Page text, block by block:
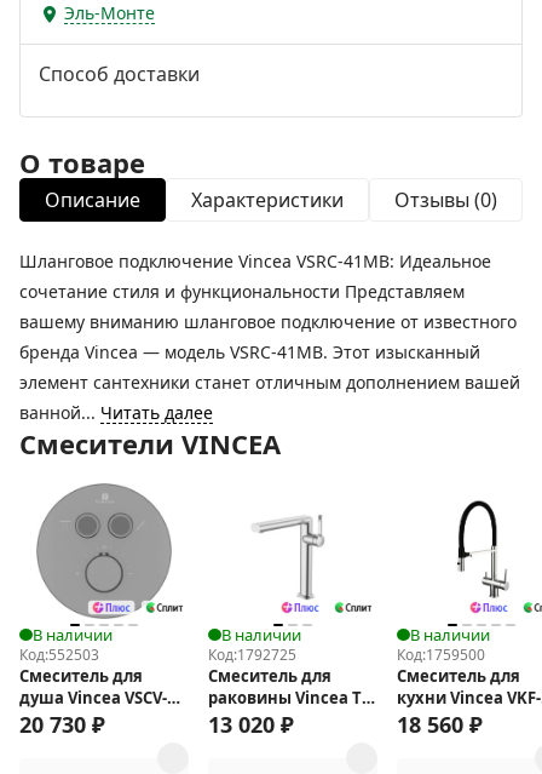
Эль-Монте
Способ доставки
О товаре
Описание Характеристики Отзывы (0)
Шланговое подключение Vincea VSRC-41MB: Идеальное
сочетание стиля и функциональности Представляем
вашему вниманию шланговое подключение от известного
бренда Vincea — модель VSRC-41MB. Этот изысканный
элемент сантехники станет отличным дополнением вашей
ванной... Читать далее
Смесители VINCEA
В наличии
Код:552503
Смеситель для
душа Vincea VSCV-
322T-MGM с
20 730 ₽
В наличии
Код:1792725
Смеситель для
раковины Vincea ТГ
(TG) VBF-5TG2CH
13 020 ₽
В наличии
Код:1759500
Смеситель для
кухни Vincea VKF-
120CH
18 560 ₽